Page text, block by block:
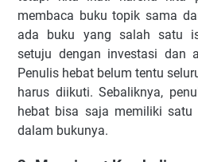
membaca buku topik sama
ada buku yang salah satu
setuju dengan investasi dan
Penulis hebat belum tentu
harus diikuti. Sebaliknya,
hebat bisa saja memiliki
dalam bukunya.